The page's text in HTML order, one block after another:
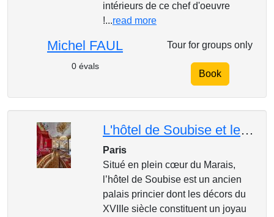
intérieurs de ce chef d'oeuvre
!...read more
Michel FAUL
0 évals
Tour for groups only
Book
L'hôtel de Soubise et les trésors des Archives nationales
Paris
Situé en plein cœur du Marais,
l’hôtel de Soubise est un ancien
palais princier dont les décors du
XVIIIe siècle constituent un joyau